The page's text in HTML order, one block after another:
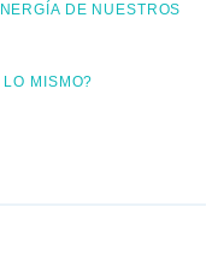
DE NUESTROS
MISMO?